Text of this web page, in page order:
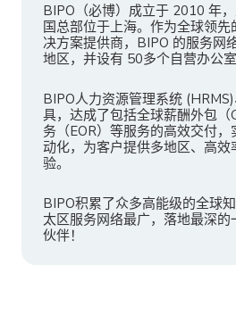
BIPO（必博）成立于 2010 年
国总部位于上海。作为全球领
决方案提供商，BIPO 的服务网
地区，并设有 50多个自营办公室
BIPO人力资源管理系统
具，达成了包括全球薪酬外包（
务（EOR）等服务的高效交付
动化，为客户提供多地区、高
验。
BIPO积累了众多高能级的全球
太区服务网络最广，落地最深
伙伴！